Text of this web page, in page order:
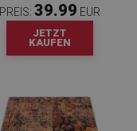
PREIS: 39.99 EUR
JETZT
KAUFEN